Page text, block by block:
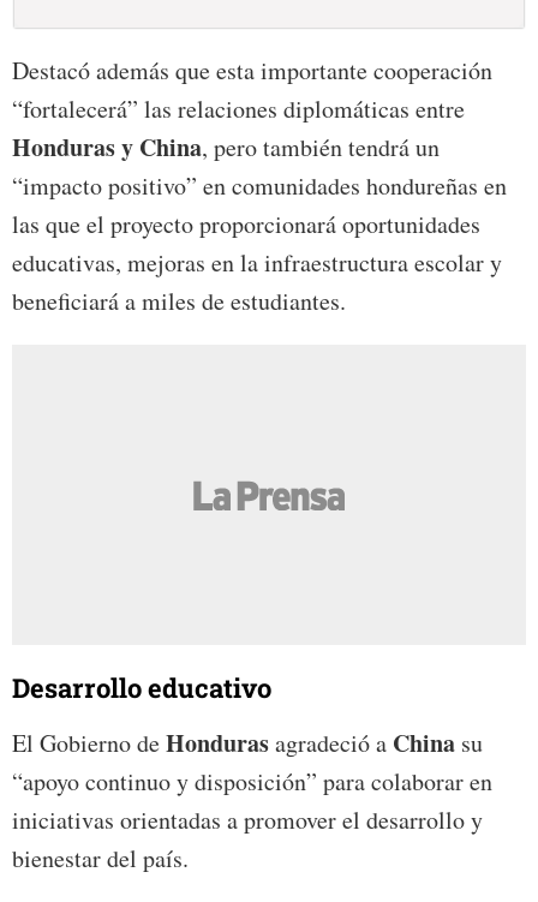
Destacó además que esta importante cooperación
“fortalecerá” las relaciones diplomáticas entre
Honduras y China, pero también tendrá un
“impacto positivo” en comunidades hondureñas en
las que el proyecto proporcionará oportunidades
educativas, mejoras en la infraestructura escolar y
beneficiará a miles de estudiantes.
Desarrollo educativo
El Gobierno deHondurasagradeció a China su
“apoyo continuo y disposición” para colaborar en
iniciativas orientadas a promover el desarrollo y
bienestar del país.